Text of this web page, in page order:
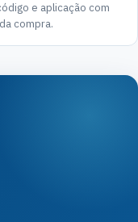
e aplicação com
compra.